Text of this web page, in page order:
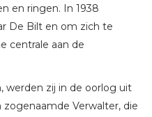
en ringen. In 1938
De Bilt en om zich te
centrale aan de
werden zij in de oorlog uit
Verwalter, die